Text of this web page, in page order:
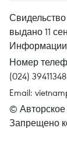
выдано 11
Информации
Номер
(024) 39411348
Email:
©
Запрещено